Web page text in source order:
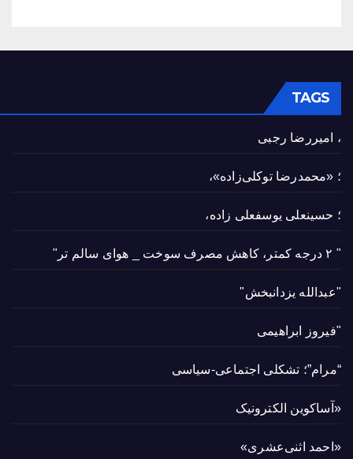
TAGS
، امیررضا رجبی
؛ «محمدرضا توکلی‌زاده»،
؛ حسینعلی یوسفعلی زاده،
" ۲ درجه کمتر، کاهش مصرف سوخت _ هوای سالم تر"
"عبدالله یزدانبخش"
"فیروز ابراهیمی
“مرام”؛ تشکلی اجتماعی-سیاسی
«آساکوین الکترونیک
«احمد اثنی‌عشری»